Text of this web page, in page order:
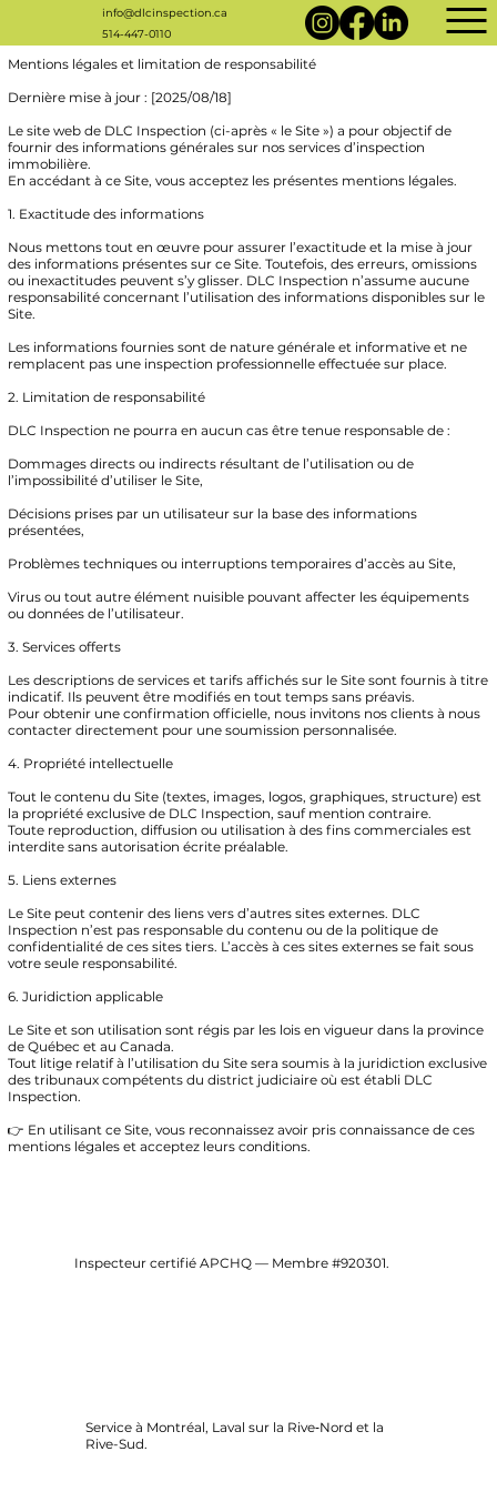
514-447-0110
info@dlcinspection.ca
Mentions légales et limitation de responsabilité
Dernière mise à jour : [2025/08/18]
Le site web de DLC Inspection (ci-après « le Site ») a pour objectif de
fournir des informations générales sur nos services d’inspection
immobilière.
En accédant à ce Site, vous acceptez les présentes mentions légales.
1. Exactitude des informations
Nous mettons tout en œuvre pour assurer l’exactitude et la mise à jour
des informations présentes sur ce Site. Toutefois, des erreurs, omissions
ou inexactitudes peuvent s’y glisser. DLC Inspection n’assume aucune
responsabilité concernant l’utilisation des informations disponibles sur le
Site.
Les informations fournies sont de nature générale et informative et ne
remplacent pas une inspection professionnelle effectuée sur place.
2. Limitation de responsabilité
DLC Inspection ne pourra en aucun cas être tenue responsable de :
Dommages directs ou indirects résultant de l’utilisation ou de
l’impossibilité d’utiliser le Site,
Décisions prises par un utilisateur sur la base des informations
présentées,
Problèmes techniques ou interruptions temporaires d’accès au Site,
Virus ou tout autre élément nuisible pouvant affecter les équipements
ou données de l’utilisateur.
3. Services offerts
Les descriptions de services et tarifs affichés sur le Site sont fournis à titre
indicatif. Ils peuvent être modifiés en tout temps sans préavis.
Pour obtenir une confirmation officielle, nous invitons nos clients à nous
contacter directement pour une soumission personnalisée.
4. Propriété intellectuelle
Tout le contenu du Site (textes, images, logos, graphiques, structure) est
la propriété exclusive de DLC Inspection, sauf mention contraire.
Toute reproduction, diffusion ou utilisation à des fins commerciales est
interdite sans autorisation écrite préalable.
5. Liens externes
Le Site peut contenir des liens vers d’autres sites externes. DLC
Inspection n’est pas responsable du contenu ou de la politique de
confidentialité de ces sites tiers. L’accès à ces sites externes se fait sous
votre seule responsabilité.
6. Juridiction applicable
Le Site et son utilisation sont régis par les lois en vigueur dans la province
de Québec et au Canada.
Tout litige relatif à l’utilisation du Site sera soumis à la juridiction exclusive
des tribunaux compétents du district judiciaire où est établi DLC
Inspection.
👉 En utilisant ce Site, vous reconnaissez avoir pris connaissance de ces
mentions légales et acceptez leurs conditions.
Inspecteur certifié APCHQ — Membre #920301.
Service à Montréal, Laval sur la Rive‑Nord et la
Rive-Sud.